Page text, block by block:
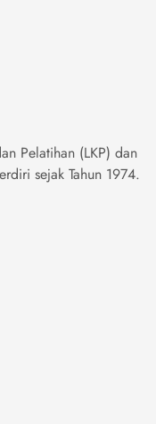
Pelatihan (LKP) dan
sejak Tahun 1974.